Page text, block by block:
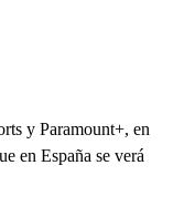
y Paramount+, en
en España se verá